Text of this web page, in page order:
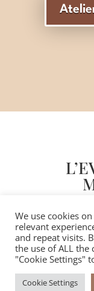
We use cookies
relevant
and repeat visits.
the use of ALL
"Cookie Settings"
Cookie Settings